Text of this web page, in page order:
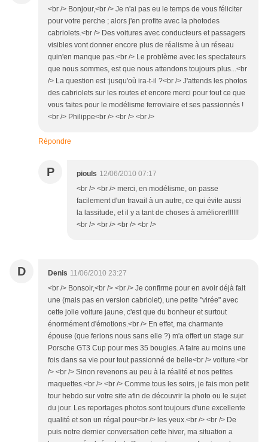
<br /> Bonjour,<br /> Je n'ai pas eu le temps de vous féliciter
pour votre perche ; alors j'en profite avec la photodes
cabriolets.<br /> Des voitures avec conducteurs et passagers
visibles vont donner encore plus de réalisme à un réseau
quin'en manque pas.<br /> Le problème avec les spectateurs
que nous sommes, est que nous attendons toujours plus...<br
/> La question est :jusqu'où ira-t-il ?<br /> J'attends les photos
des cabriolets sur les routes et encore merci pour tout ce que
vous faites pour le modélisme ferroviaire et ses passionnés !
<br /> Philippe<br /> <br /> <br />
Répondre
P piouls 12/06/2010 07:17
<br /> <br /> merci, en modélisme, on passe
facilement d'un travail à un autre, ce qui évite aussi
la lassitude, et il y a tant de choses à améliorer!!!!!!
<br /> <br /> <br /> <br />
D Denis 11/06/2010 23:27
<br /> Bonsoir,<br /> <br /> Je confirme pour en avoir déjà fait
une (mais pas en version cabriolet), une petite "virée" avec
cette jolie voiture jaune, c'est que du bonheur et surtout
énormément d'émotions.<br /> En effet, ma charmante
épouse (que ferions nous sans elle ?) m'a offert un stage sur
Porsche GT3 Cup pour mes 35 bougies. A faire au moins une
fois dans sa vie pour tout passionné de belle<br /> voiture.<br
/> <br /> Sinon revenons au peu à la réalité et nos petites
maquettes.<br /> <br /> Comme tous les soirs, je fais mon petit
tour hebdo sur votre site afin de découvrir la photo ou le sujet
du jour. Les reportages photos sont toujours d'une excellente
qualité et son un régal pour<br /> les yeux.<br /> <br /> De
puis notre dernier conversation cette hiver, ma situation a